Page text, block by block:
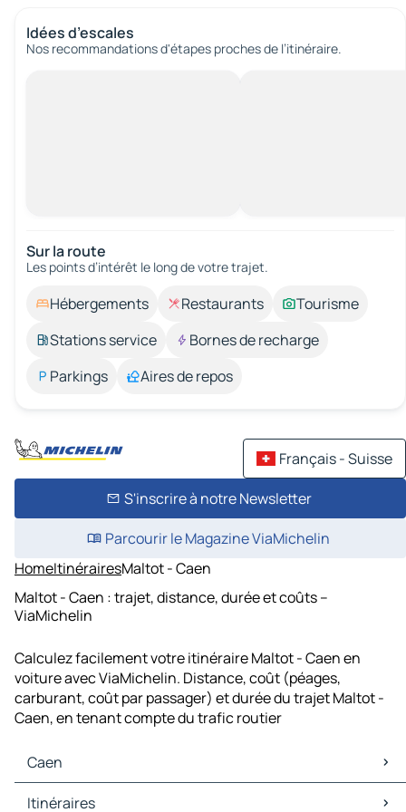
Idées d’escales
Nos recommandations d'étapes proches de l’itinéraire.
Sur la route
Les points d’intérêt le long de votre trajet.
Hébergements Restaurants
Tourisme
Stations service
Bornes de recharge
Parkings
Aires de repos
Français - Suisse
S'inscrire à notre Newsletter
Parcourir le Magazine ViaMichelin
HomeItinérairesMaltot - Caen
Maltot - Caen : trajet, distance, durée et coûts –
ViaMichelin
Calculez facilement votre itinéraire Maltot - Caen en
voiture avec ViaMichelin. Distance, coût (péages,
carburant, coût par passager) et durée du trajet Maltot -
Caen, en tenant compte du trafic routier
Caen
Caen Cartes et plans
Itinéraires